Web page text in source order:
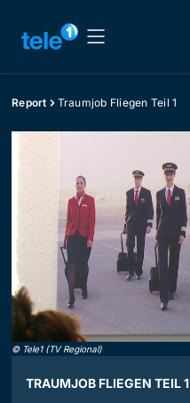
Report Traumjob Fliegen Teil 1
© Tele1 (TV Regional)
TRAUMJOB FLIEGEN TEIL 1